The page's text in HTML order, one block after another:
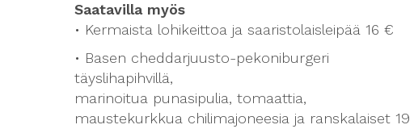
Saatavilla myös
• Kermaista lohikeittoa ja saaristolaisleipää 16 €
• Basen cheddarjuusto-pekoniburgeri
täyslihapihvillä,
marinoitua punasipulia, tomaattia,
maustekurkkua chilimajoneesia ja ranskalaiset 19